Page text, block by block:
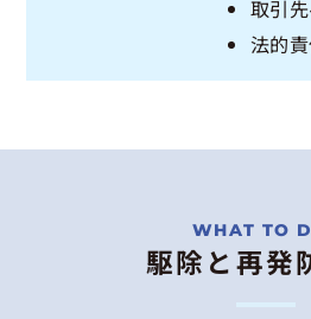
取引
法的
駆除と再発